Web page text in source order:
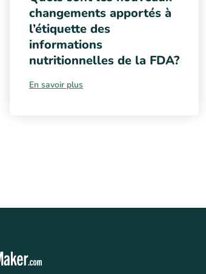
changements apportés à
l’étiquette des
informations
nutritionnelles de la FDA?
En savoir plus